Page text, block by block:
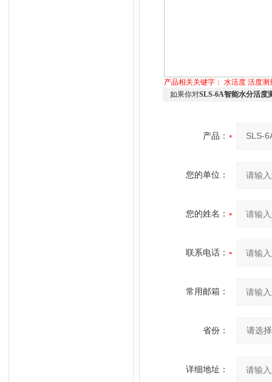
产品相关关键字： 水活度 活度测
如果你对SLS-6A智能水分活度
产品：
您的单位：
您的姓名：
联系电话：
常用邮箱：
省份：
详细地址：